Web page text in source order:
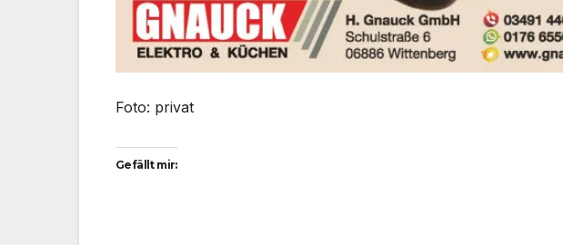
Foto: privat
Gefällt mir: